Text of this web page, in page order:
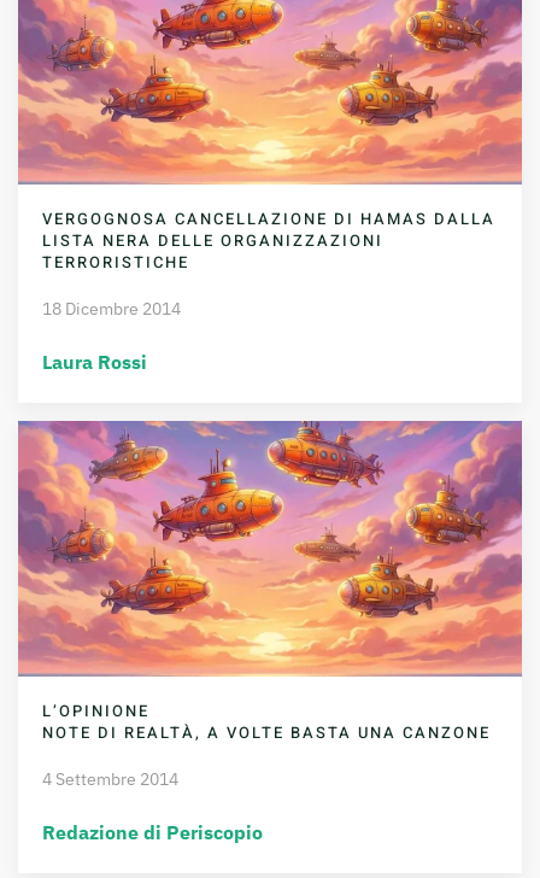
VERGOGNOSA CANCELLAZIONE DI HAMAS DALLA
LISTA NERA DELLE ORGANIZZAZIONI
TERRORISTICHE
18 Dicembre 2014
Laura Rossi
L’OPINIONE
NOTE DI REALTÀ, A VOLTE BASTA UNA CANZONE
4 Settembre 2014
Redazione di Periscopio